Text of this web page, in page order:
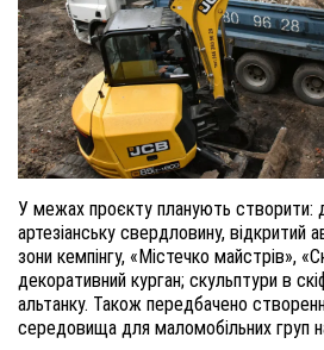
У межах проєкту планують створити:
артезіанську свердловину, відкритий
зони кемпінгу, «Містечко майстрів»,
декоративний курган; скульптури в
альтанку. Також передбачено
середовища для маломобільних груп